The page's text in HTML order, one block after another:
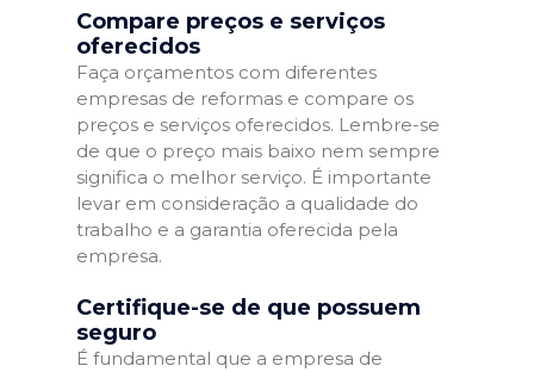
Compare preços e serviços
oferecidos
Faça orçamentos com diferentes
empresas de reformas e compare os
preços e serviços oferecidos. Lembre-se
de que o preço mais baixo nem sempre
significa o melhor serviço. É importante
levar em consideração a qualidade do
trabalho e a garantia oferecida pela
empresa.
Certifique-se de que possuem
seguro
É fundamental que a empresa de